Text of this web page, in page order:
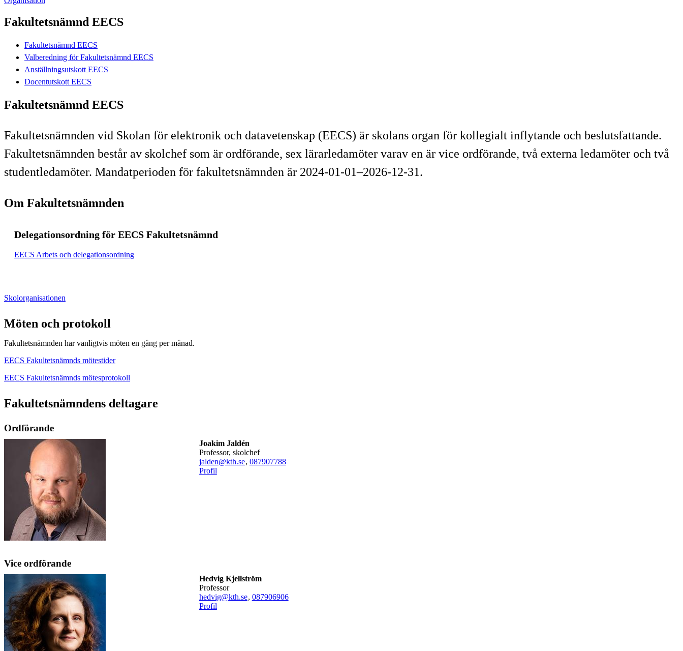
Fakultetsnämnd EECS
Fakultetsnämnd EECS
Valberedning för Fakultetsnämnd EECS
Anställningsutskott EECS
Docentutskott EECS
Fakultetsnämnd EECS
Fakultetsnämnden vid Skolan för elektronik och datavetenskap (EECS) är skolans organ för kollegialt inflytande och beslutsfattande.
Fakultetsnämnden består av skolchef som är ordförande, sex lärarledamöter varav en är vice ordförande, två externa ledamöter och två
studentledamöter. Mandatperioden för fakultetsnämnden är 2024-01-01–2026-12-31.
Om Fakultetsnämnden
Delegationsordning för EECS Fakultetsnämnd
EECS Arbets och delegationsordning
Skolorganisationen
Möten och protokoll
Fakultetsnämnden har vanligtvis möten en gång per månad.
EECS Fakultetsnämnds mötestider
EECS Fakultetsnämnds mötesprotokoll
Fakultetsnämndens deltagare
Ordförande
Joakim Jaldén
professor, skolchef
jalden@kth.se, 087907788
Profil
Vice ordförande
Hedvig Kjellström
professor
hedvig@kth.se, 087906906
Profil